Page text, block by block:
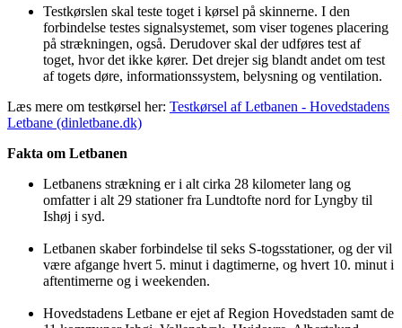
Testkørslen skal teste toget i kørsel på skinnerne. I den
forbindelse testes signalsystemet, som viser togenes placering
på strækningen, også. Derudover skal der udføres test af
toget, hvor det ikke kører. Det drejer sig blandt andet om test
af togets døre, informationssystem, belysning og ventilation.
Læs mere om testkørsel her: Testkørsel af Letbanen - Hovedstadens
Letbane (dinletbane.dk)
Fakta om Letbanen
Letbanens strækning er i alt cirka 28 kilometer lang og
omfatter i alt 29 stationer fra Lundtofte nord for Lyngby til
Ishøj i syd.
Letbanen skaber forbindelse til seks S-togsstationer, og der vil
være afgange hvert 5. minut i dagtimerne, og hvert 10. minut i
aftentimerne og i weekenden.
Hovedstadens Letbane er ejet af Region Hovedstaden samt de